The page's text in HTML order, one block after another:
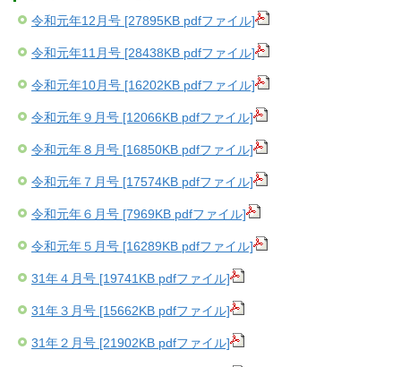
令和元年12月号 [27895KB pdfファイル]
令和元年11月号 [28438KB pdfファイル]
令和元年10月号 [16202KB pdfファイル]
令和元年９月号 [12066KB pdfファイル]
令和元年８月号 [16850KB pdfファイル]
令和元年７月号 [17574KB pdfファイル]
令和元年６月号 [7969KB pdfファイル]
令和元年５月号 [16289KB pdfファイル]
31年４月号 [19741KB pdfファイル]
31年３月号 [15662KB pdfファイル]
31年２月号 [21902KB pdfファイル]